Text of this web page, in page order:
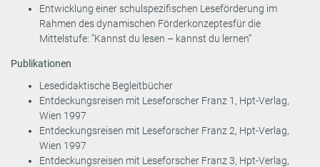
Entwicklung einer schulspezifischen Leseförderung im
Rahmen des dynamischen Förderkonzeptesfür die
Mittelstufe: ”Kannst du lesen – kannst du lernen”
Publikationen
Lesedidaktische Begleitbücher
Entdeckungsreisen mit Leseforscher Franz 1, Hpt-Verlag,
Wien 1997
Entdeckungsreisen mit Leseforscher Franz 2, Hpt-Verlag,
Wien 1997
Entdeckungsreisen mit Leseforscher Franz 3, Hpt-Verlag,